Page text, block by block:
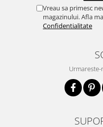
Vreau sa primesc
magazinului. Afla
Confidentialitate